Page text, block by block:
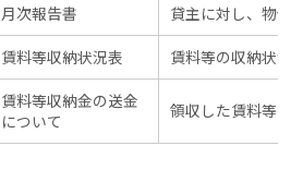
月次報告書
貸主に対し、物件
賃料等収納状況表
賃料等の収納状況
賃料等収納金の送金
について
領収した賃料等に